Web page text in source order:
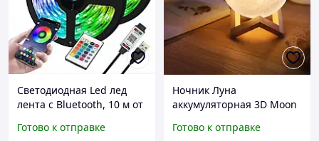
Светодиодная Led лед
лента с Bluetooth, 10 м от
лед лента для повербанка
Готово к отправке
Ночник Луна
аккумуляторная 3D Moon
YU227
Готово к отправке